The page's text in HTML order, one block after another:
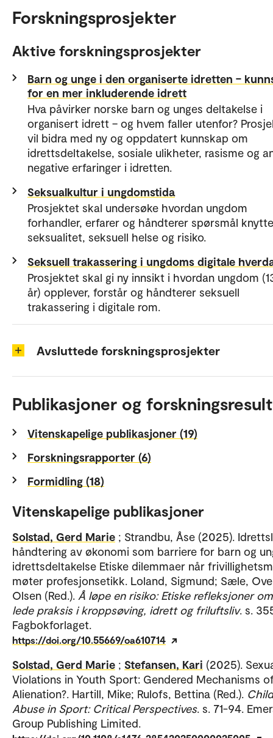
Forskningsprosjekter
Aktive forskningsprosjekter
Barn og unge i den organiserte idretten –
for en mer inkluderende idrett
Hva påvirker norske barn og unges deltakelse i
organisert idrett – og hvem faller utenfor?
vil bidra med ny og oppdatert kunnskap om
idrettsdeltakelse, sosiale ulikheter, rasisme og
negative erfaringer i idretten.
Seksualkultur i ungdomstida
Prosjektet skal undersøke hvordan ungdom
forhandler, erfarer og håndterer spørsmål
seksualitet, seksuell helse og risiko.
Seksuell trakassering i ungdoms digitale
Prosjektet skal gi ny innsikt i hvordan ungdom
år) opplever, forstår og håndterer seksuell
trakassering i digitale rom.
Avsluttede forskningsprosjekter
Publikasjoner og
Vitenskapelige publikasjoner (19)
Forskningsrapporter (6)
Formidling (18)
Vitenskapelige publikasjoner
Solstad, Gerd Marie ; Strandbu, Åse (2025).
håndtering av økonomi som barriere for barn og
idrettsdeltakelse Etiske dilemmaer når
møter profesjonsetikk. Loland, Sigmund; Sæle, Ove
Olsen (Red.). Å løpe en risiko: Etiske refleksjoner
lede praksis i kroppsøving, idrett og friluftsliv. s.
Fagbokforlaget.
https://doi.org/10.55669/oa610714
Solstad, Gerd Marie ; Stefansen, Kari (2025).
Violations in Youth Sport: Gendered Mechanisms
Alienation?. Hartill, Mike; Rulofs, Bettina (Red.). Child
Abuse in Sport: Critical Perspectives. s. 71-94.
Group Publishing Limited.